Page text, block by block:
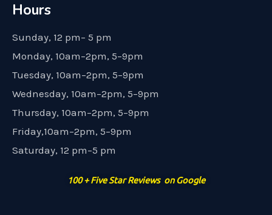
Hours
Sunday, 12 pm– 5 pm
Monday, 10am–2pm, 5–9pm
Tuesday, 10am–2pm, 5–9pm
Wednesday, 10am–2pm, 5–9pm
Thursday, 10am–2pm, 5–9pm
Friday,10am–2pm, 5–9pm
Saturday, 12 pm–5 pm
100 + Five Star Reviews on Google